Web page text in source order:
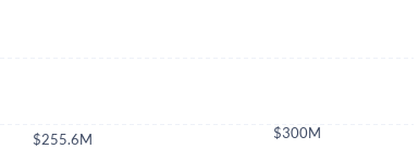
$255.6M $300M